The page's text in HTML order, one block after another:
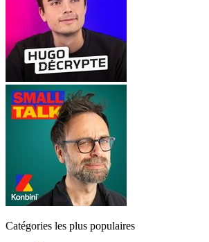
Catégories les plus populaires